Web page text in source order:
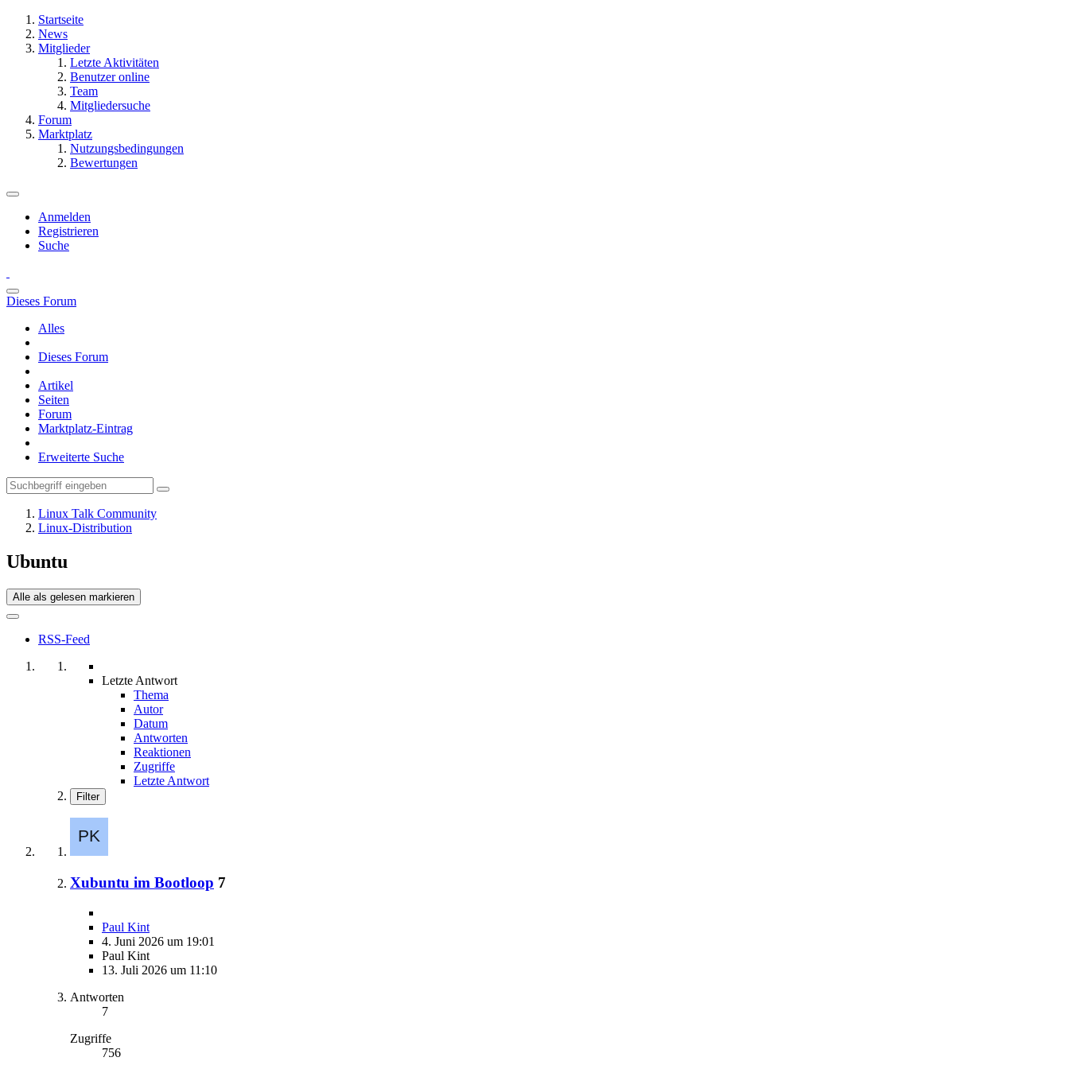
Startseite
News
Mitglieder
Letzte Aktivitäten
Benutzer online
Team
Mitgliedersuche
Forum
Marktplatz
Nutzungsbedingungen
Bewertungen
Anmelden
Registrieren
Suche
Dieses Forum
Alles
Dieses Forum
Artikel
Seiten
Forum
Marktplatz-Eintrag
Erweiterte Suche
Linux Talk Community
Linux-Distribution
Ubuntu
Alle als gelesen markieren
RSS-Feed
Letzte Antwort
Thema
Autor
Datum
Antworten
Reaktionen
Zugriffe
Letzte Antwort
Filter
Xubuntu im Bootloop 7
Paul Kint
4. Juni 2026 um 19:01
Paul Kint
13. Juli 2026 um 11:10
Antworten
7
Zugriffe
756